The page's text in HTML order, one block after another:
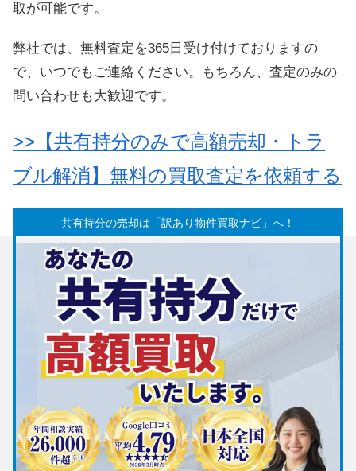
取が可能です。
弊社では、無料査定を365日受け付けておりますの
で、いつでもご連絡ください。もちろん、査定のみの
問い合わせも大歓迎です。
>>【共有持分のみで高額売却・トラ
ブル解消】無料の買取査定を依頼する
共有持分の売却は「訳あり物件買取ナビ」へ！